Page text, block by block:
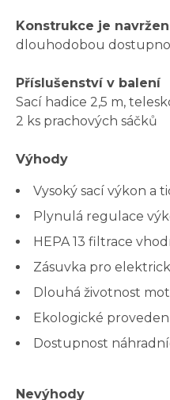
Konstrukce je
dlouhodobou
Příslušenství v balení
Sací hadice 2,5 m,
2 ks prachových sáčků
Výhody
Vysoký sací výkon a
Plynulá regulace
HEPA 13 filtrace
Zásuvka pro
Dlouhá životnost
Ekologické
Dostupnost
Nevýhody